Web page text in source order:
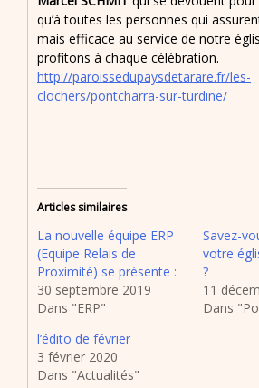
qu’à toutes les personnes qui
mais efficace au service de notre
profitons à chaque célébration.
http://paroissedupaysdetarare.fr/les-
clochers/pontcharra-sur-turdine/
Articles similaires
La nouvelle équipe ERP
(Equipe Relais de
Proximité) se présente :
30 septembre 2019
Dans "ERP"
Savez-
votre
?
11
Dans
l’édito de février
3 février 2020
Dans "Actualités"